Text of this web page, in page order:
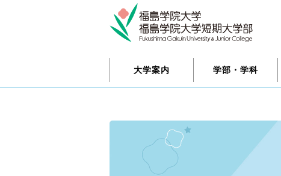
大学案内 学部・学科